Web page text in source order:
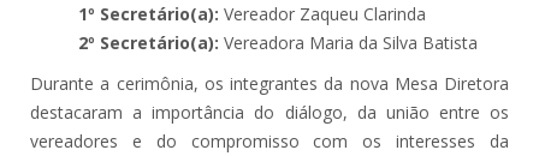
1º Secretário(a): Vereador Zaqueu Clarinda
2º Secretário(a): Vereadora Maria da Silva Batista
Durante a cerimônia, os integrantes da nova Mesa Diretora
destacaram a importância do diálogo, da união entre os
vereadores e do compromisso com os interesses da